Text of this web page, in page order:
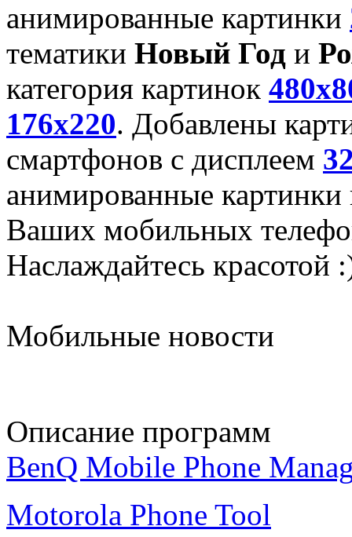
анимированные картинки
тематики Новый Год и
категория картинок
176x220. Добавлены
смартфонов с дисплеем
анимированные картинки
Ваших мобильных
Наслаждайтесь красотой
Мобильные новости
Описание программ
BenQ Mobile Phone
Motorola Phone Tool